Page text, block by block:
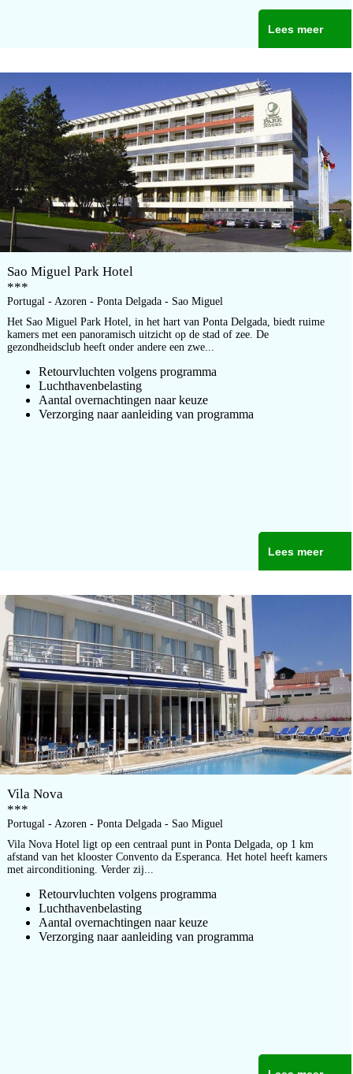
Lees meer
Sao Miguel Park Hotel
***
Portugal - Azoren - Ponta Delgada - Sao Miguel
Het Sao Miguel Park Hotel, in het hart van Ponta Delgada, biedt ruime
kamers met een panoramisch uitzicht op de stad of zee. De
gezondheidsclub heeft onder andere een zwe...
Retourvluchten volgens programma
Luchthavenbelasting
Aantal overnachtingen naar keuze
Verzorging naar aanleiding van programma
Lees meer
Vila Nova
***
Portugal - Azoren - Ponta Delgada - Sao Miguel
Vila Nova Hotel ligt op een centraal punt in Ponta Delgada, op 1 km
afstand van het klooster Convento da Esperanca. Het hotel heeft kamers
met airconditioning. Verder zij...
Retourvluchten volgens programma
Luchthavenbelasting
Aantal overnachtingen naar keuze
Verzorging naar aanleiding van programma